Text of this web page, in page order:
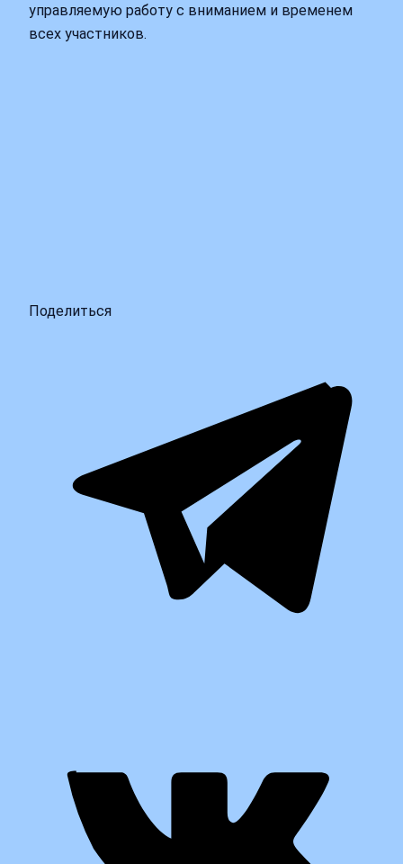
управляемую работу с вниманием и временем
всех участников.
Поделиться